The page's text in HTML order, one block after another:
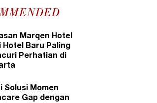
Marqen Hotel
Hotel Baru Paling
Perhatian di
Solusi Momen
Gap dengan